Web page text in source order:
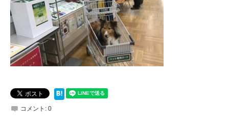
コメント: 0